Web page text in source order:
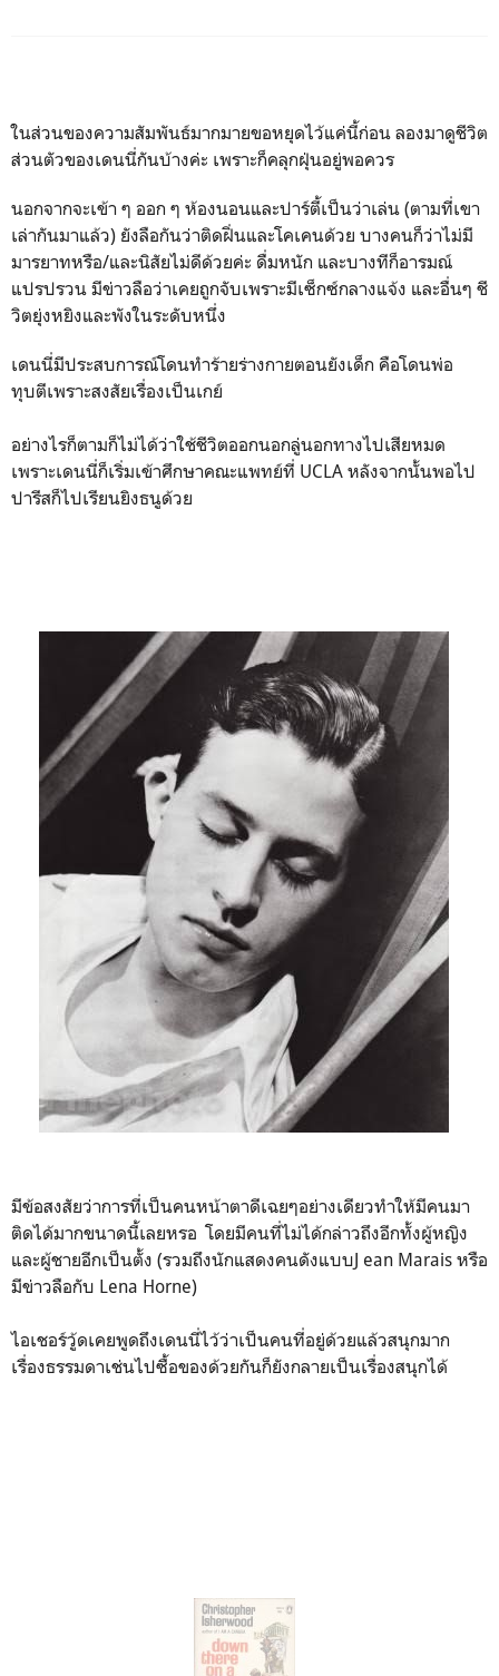
ในส่วนของความสัมพันธ์มากมายขอหยุดไว้แค่นี้ก่อน ลองมาดูชีวิต
ส่วนตัวของเดนนี่กันบ้างค่ะ เพราะก็คลุกฝุ่นอยู่พอควร
นอกจากจะเข้า ๆ ออก ๆ ห้องนอนและปาร์ตี้เป็นว่าเล่น (ตามที่เขา
เล่ากันมาแล้ว) ยังลือกันว่าติดฝิ่นและโคเคนด้วย บางคนก็ว่าไม่มี
มารยาทหรือ/และนิสัยไม่ดีด้วยค่ะ ดื่มหนัก และบางทีก็อารมณ์
แปรปรวน มีข่าวลือว่าเคยถูกจับเพราะมีเซ็กซ์กลางแจ้ง และอื่นๆ ชี
วิตยุ่งหยิงและพังในระดับหนึ่ง
เดนนี่มีประสบการณ์โดนทำร้ายร่างกายตอนยังเด็ก คือโดนพ่อ
ทุบตีเพราะสงสัยเรื่องเป็นเกย์
อย่างไรก็ตามก็ไม่ได้ว่าใช้ชีวิตออกนอกลู่นอกทางไปเสียหมด
เพราะเดนนี่ก็เริ่มเข้าศึกษาคณะแพทย์ที่ UCLA หลังจากนั้นพอไป
ปารีสก็ไปเรียนยิงธนูด้วย
มีข้อสงสัยว่าการที่เป็นคนหน้าตาดีเฉยๆอย่างเดียวทำให้มีคนมา
ติดได้มากขนาดนี้เลยหรอ โดยมีคนที่ไม่ได้กล่าวถึงอีกทั้งผู้หญิง
และผู้ชายอีกเป็นตั้ง (รวมถึงนักแสดงคนดังแบบJ ean Marais หรือ
มีข่าวลือกับ Lena Horne)
ไอเชอร์วู้ดเคยพูดถึงเดนนี่ไว้ว่าเป็นคนที่อยู่ด้วยแล้วสนุกมาก
เรื่องธรรมดาเช่นไปซื้อของด้วยกันก็ยังกลายเป็นเรื่องสนุกได้